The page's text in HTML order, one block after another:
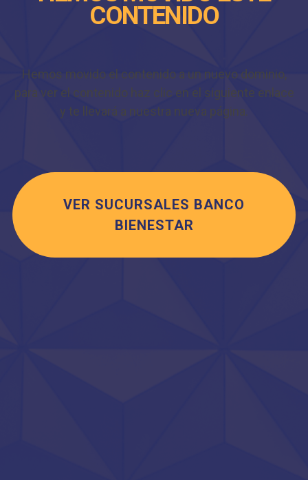
CONTENIDO
Hemos movido el contenido a un nuevo dominio,
para ver el contenido haz clic en el siguiente enlace
y te llevará a nuestra nueva página.
VER SUCURSALES BANCO
BIENESTAR